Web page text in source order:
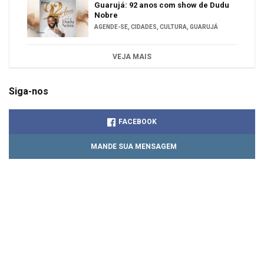
Guarujá: 92 anos com show de Dudu
Nobre
AGENDE-SE, CIDADES, CULTURA, GUARUJÁ
VEJA MAIS
Siga-nos
FACEBOOK
MANDE SUA MENSAGEM